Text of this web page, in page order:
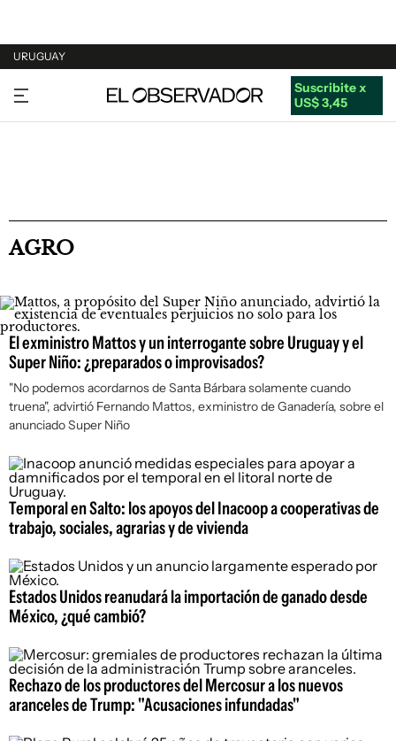
URUGUAY
URUGUAY
ARGENTINA
Suscribite x
US$ 3,45
AGRO
El exministro Mattos y un interrogante sobre Uruguay y el
Super Niño: ¿preparados o improvisados?
"No podemos acordarnos de Santa Bárbara solamente cuando
truena", advirtió Fernando Mattos, exministro de Ganadería, sobre el
anunciado Super Niño
Temporal en Salto: los apoyos del Inacoop a cooperativas de
trabajo, sociales, agrarias y de vivienda
Estados Unidos reanudará la importación de ganado desde
México, ¿qué cambió?
Rechazo de los productores del Mercosur a los nuevos
aranceles de Trump: "Acusaciones infundadas"